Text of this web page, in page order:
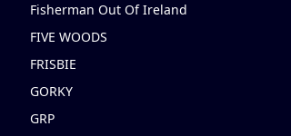
Fisherman Out Of Ireland
FIVE WOODS
FRISBIE
GORKY
GRP